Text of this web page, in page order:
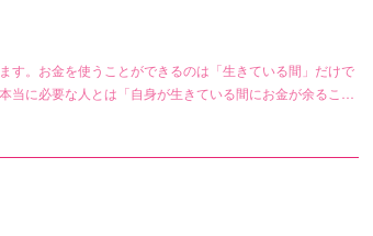
す。お金を使うことができるのは「生きている間」だけで
に必要な人とは「自身が生きている間にお金が余るこ…